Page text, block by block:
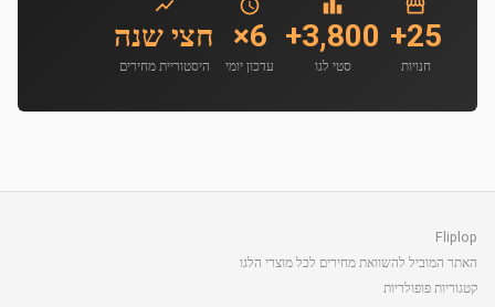
25+
חנויות
3,800+
סטי לגו
6×
עדכון יומי
חצי שנה
היסטוריית מחירים
Fliplop
האתר המוביל להשוואת מחירים לכל מוצרי הלגו
קטגוריות פופולריות